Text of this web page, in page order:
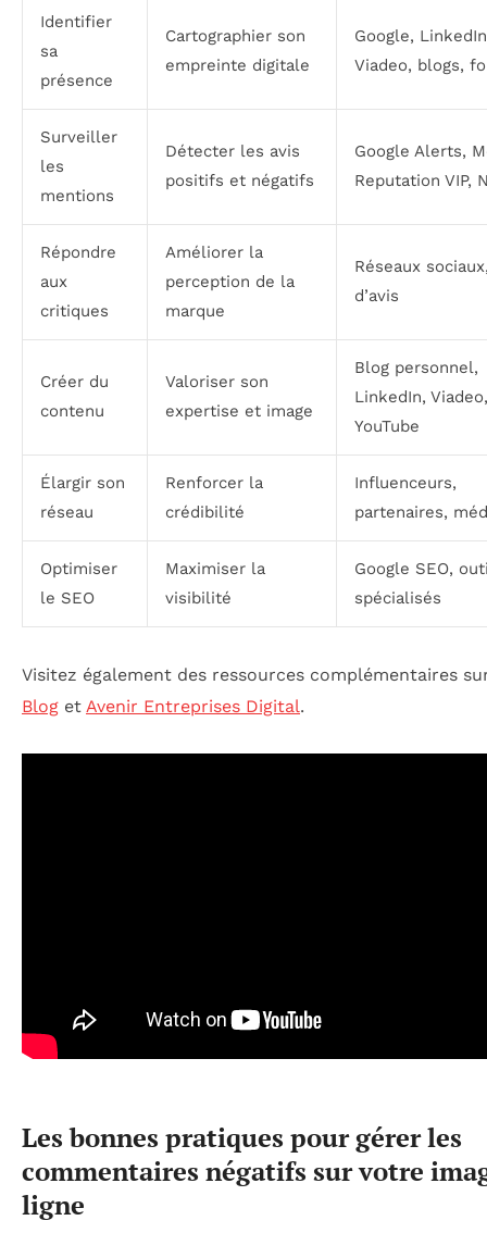
Identifier
sa
présence
Cartographier son
empreinte digitale
Google,
Viadeo, blogs,
Surveiller
les
mentions
Détecter les avis
positifs et négatifs
Google Alerts,
Reputation VIP,
Répondre
aux
critiques
Améliorer la
perception de la
marque
Réseaux
d’avis
Créer du
contenu
Valoriser son
expertise et image
Blog personnel,
LinkedIn, Viadeo,
YouTube
Élargir son
réseau
Renforcer la
crédibilité
Influenceurs,
partenaires,
Optimiser
le SEO
Maximiser la
visibilité
Google SEO,
spécialisés
Visitez également des ressources complémentaires
Blog et Avenir Entreprises Digital.
Les bonnes pratiques pour gérer les
commentaires négatifs sur votre
ligne